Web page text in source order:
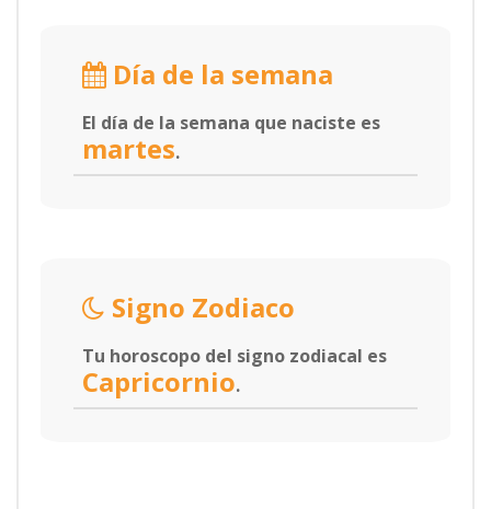
Día de la semana
El día de la semana que naciste es
martes.
Signo Zodiaco
Tu horoscopo del signo zodiacal es
Capricornio.